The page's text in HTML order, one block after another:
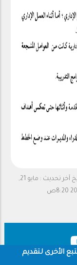
آخر تحديث :
مايو 21,
الأخرى لتقديم